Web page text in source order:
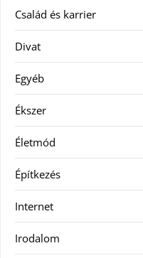
Család és karrier
Divat
Egyéb
Ékszer
Életmód
Építkezés
Internet
Irodalom